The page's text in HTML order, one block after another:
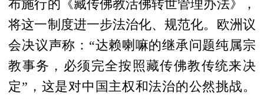
布施行的《藏传佛教活佛转世管理办法》，
将这一制度进一步法治化、规范化。欧洲议
会决议声称：“达赖喇嘛的继承问题纯属宗
教事务，必须完全按照藏传佛教传统来决
定”，这是对中国主权和法治的公然挑战。